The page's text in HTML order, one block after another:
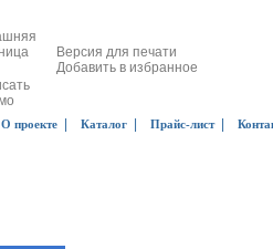
Версия для печати
Добавить в избранное
О проекте Каталог Прайс-лист|